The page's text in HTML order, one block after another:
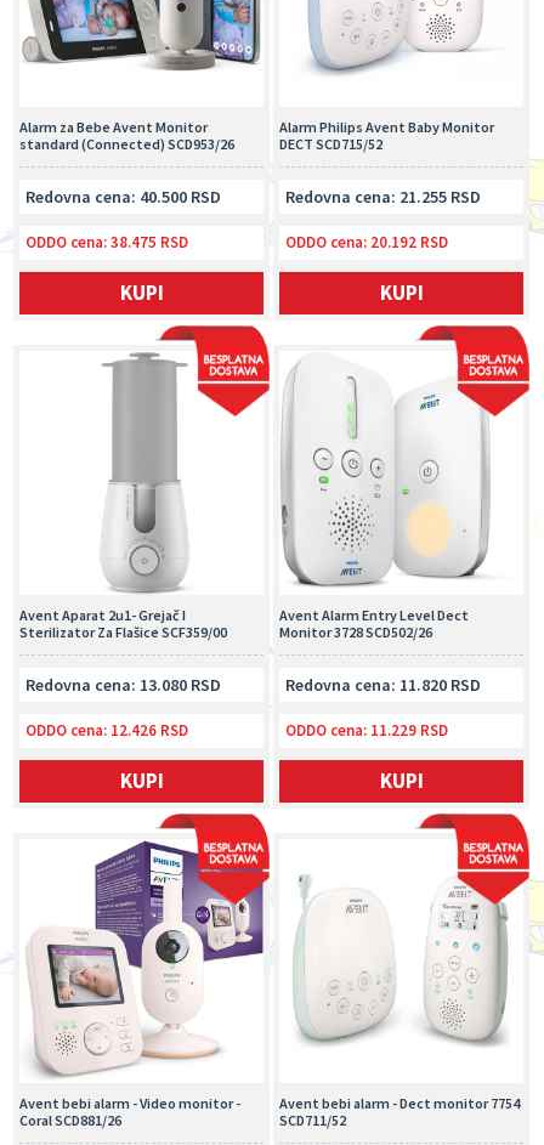
Alarm Philips Avent Baby Monitor
DECT SCD715/52
Redovna cena: 21.255 RSD
ODDO cena: 20.192 RSD
KUPI
Alarm za Bebe Avent Monitor
standard (Connected) SCD953/26
Redovna cena: 40.500 RSD
ODDO cena:38.475 RSD
KUPI
Avent Alarm Entry Level Dect
Monitor 3728 SCD502/26
Redovna cena: 11.820 RSD
ODDO cena: 11.229 RSD
KUPI
Avent Aparat 2u1- Grejač I
Sterilizator Za Flašice SCF359/00
Redovna cena: 13.080 RSD
ODDO cena: 12.426 RSD
KUPI
Avent bebi alarm - Dect monitor 7754
SCD711/52
Avent bebi alarm - Video monitor -
Coral SCD881/26